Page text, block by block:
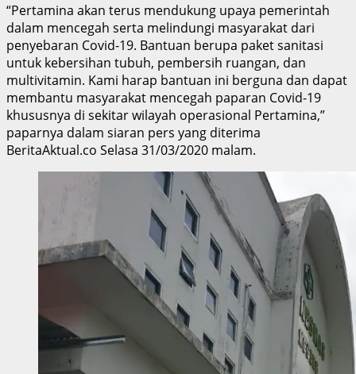
“Pertamina akan terus mendukung upaya pemerintah
dalam mencegah serta melindungi masyarakat dari
penyebaran Covid-19. Bantuan berupa paket sanitasi
untuk kebersihan tubuh, pembersih ruangan, dan
multivitamin. Kami harap bantuan ini berguna dan dapat
membantu masyarakat mencegah paparan Covid-19
khususnya di sekitar wilayah operasional Pertamina,”
paparnya dalam siaran pers yang diterima
BeritaAktual.co Selasa 31/03/2020 malam.